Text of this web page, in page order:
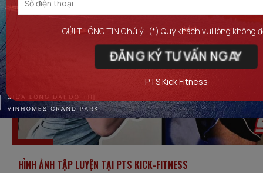
GỬI THÔNG TIN Chú ý : (*) Quý khách vui lòng không
ĐĂNG KÝ TƯ VẤN NGAY
PTS Kick Fitness
HÌNH ẢNH TẬP LUYỆN TẠI PTS KICK-FITNESS